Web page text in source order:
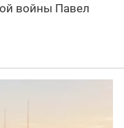
войны Павел